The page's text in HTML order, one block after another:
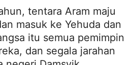
tentara Aram maju
masuk ke Yehuda dan
itu semua pemimpin
dan segala jarahan